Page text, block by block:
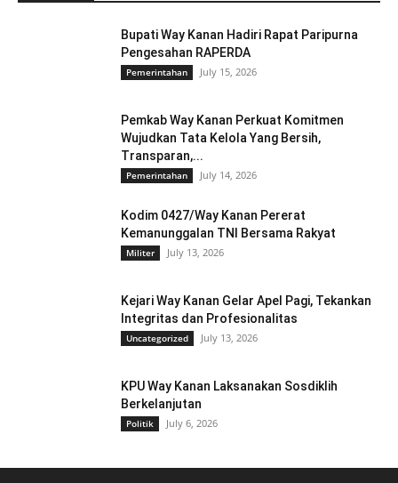
Bupati Way Kanan Hadiri Rapat Paripurna
Pengesahan RAPERDA
Pemerintahan July 15, 2026
Pemkab Way Kanan Perkuat Komitmen
Wujudkan Tata Kelola Yang Bersih,
Transparan,...
Pemerintahan July 14, 2026
Kodim 0427/Way Kanan Pererat
Kemanunggalan TNI Bersama Rakyat
Militer July 13, 2026
Kejari Way Kanan Gelar Apel Pagi, Tekankan
Integritas dan Profesionalitas
Uncategorized July 13, 2026
KPU Way Kanan Laksanakan Sosdiklih
Berkelanjutan
Politik July 6, 2026